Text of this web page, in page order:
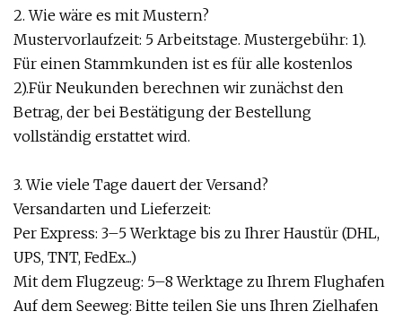
2. Wie wäre es mit Mustern?
Mustervorlaufzeit: 5 Arbeitstage. Mustergebühr: 1).
Für einen Stammkunden ist es für alle kostenlos
2).Für Neukunden berechnen wir zunächst den
Betrag, der bei Bestätigung der Bestellung
vollständig erstattet wird.
3. Wie viele Tage dauert der Versand?
Versandarten und Lieferzeit:
Per Express: 3–5 Werktage bis zu Ihrer Haustür (DHL,
UPS, TNT, FedEx...)
Mit dem Flugzeug: 5–8 Werktage zu Ihrem Flughafen
Auf dem Seeweg: Bitte teilen Sie uns Ihren Zielhafen